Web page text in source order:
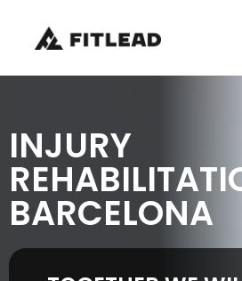
INJURY
BARCELONA